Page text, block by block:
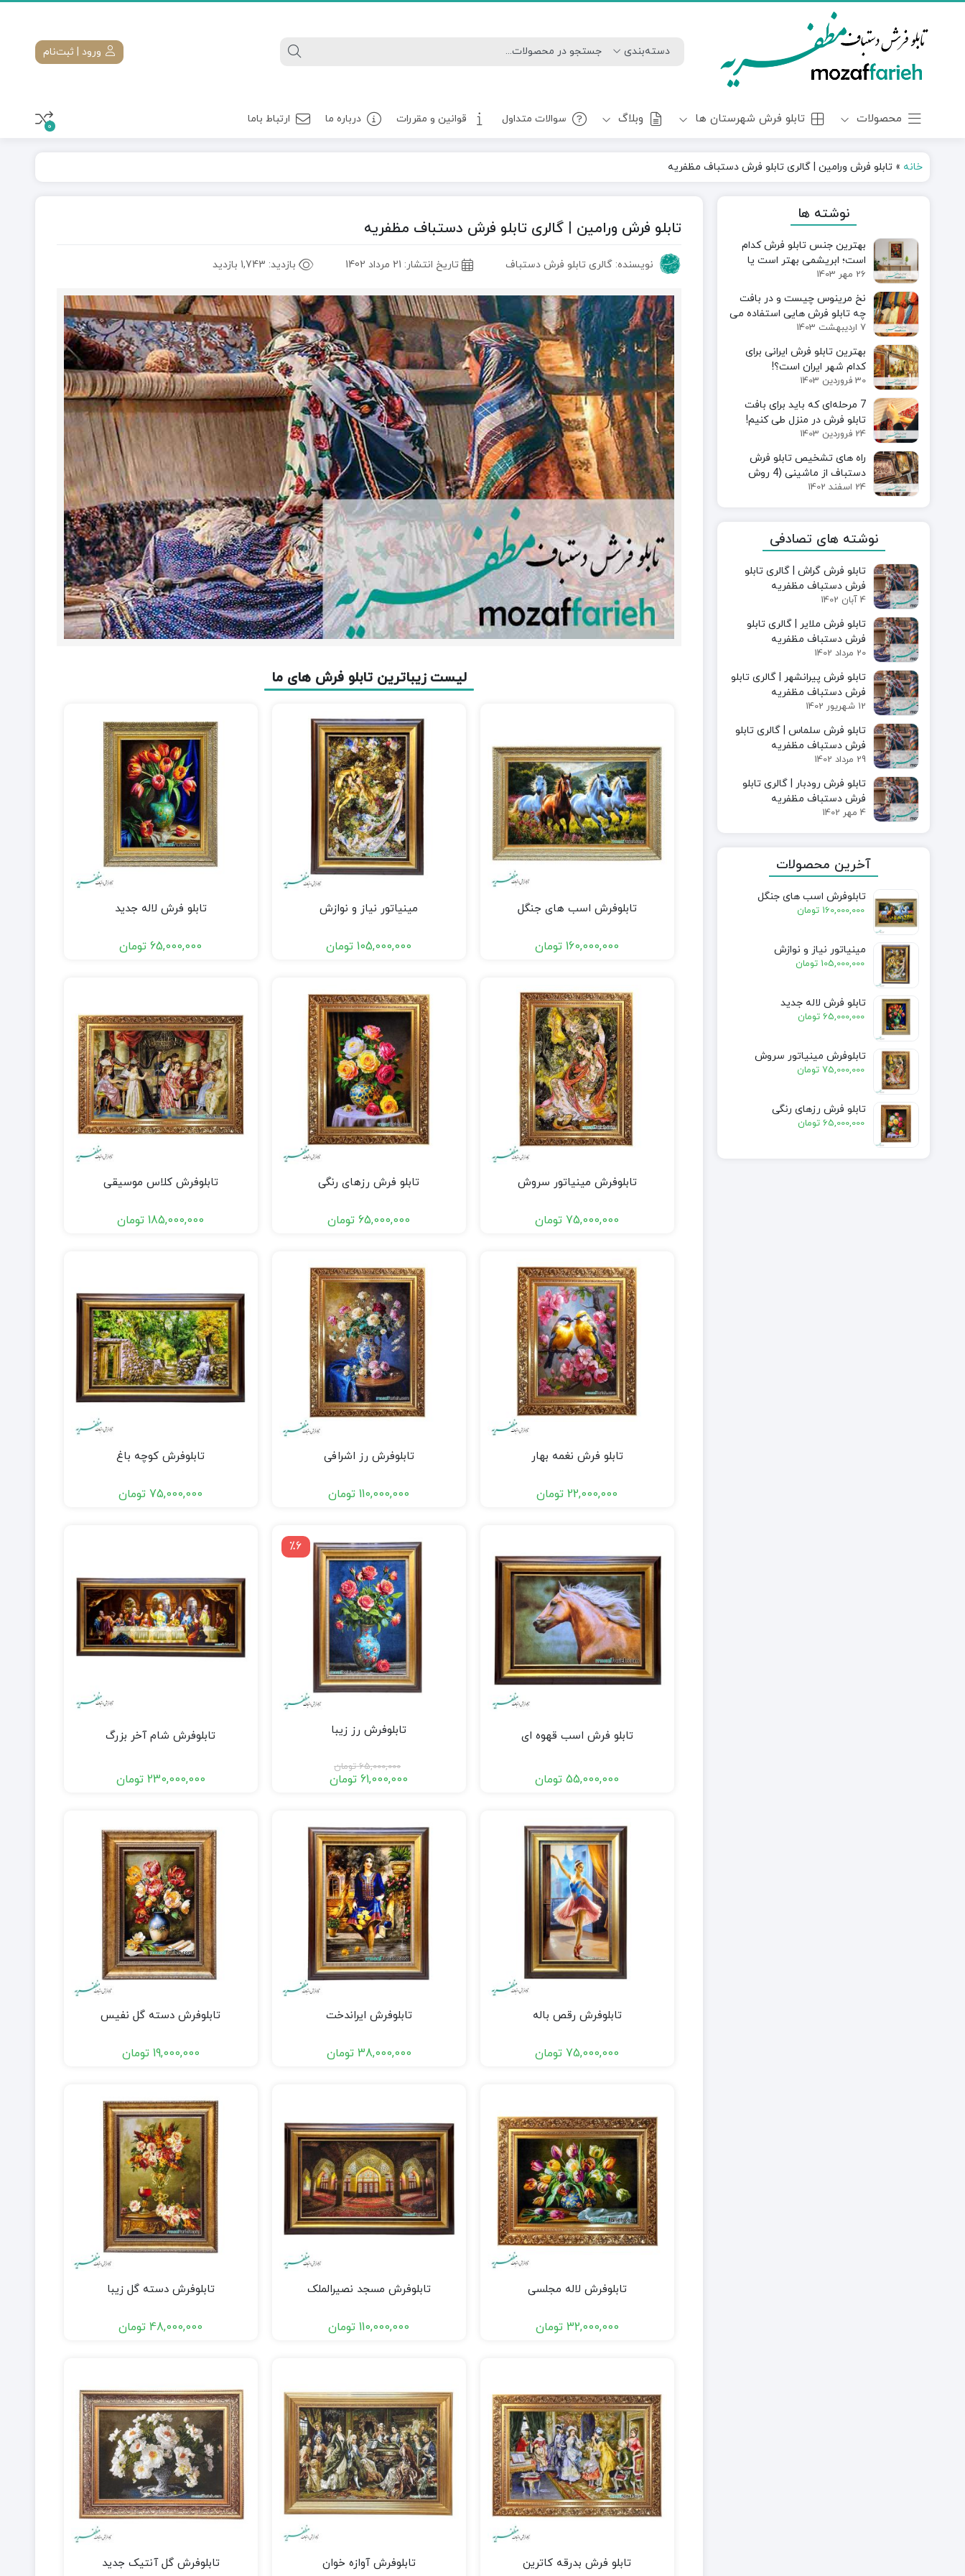
ورود | ثبت‌نام
محصولات تابلو فرش شهرستان ها وبلاگ سوالات متداول قوانین و مقررات درباره ما ارتباط باما
0
خانه » تابلو فرش ورامین | گالری تابلو فرش دستباف مظفریه
تابلو فرش ورامین | گالری تابلو فرش دستباف مظفریه
نویسنده: گالری تابلو فرش دستباف تاریخ انتشار: 21 مرداد 1402 بازدید: 1,743 بازدید
لیست زیباترین تابلو فرش های ما
تابلوفرش اسب های جنگل
160,000,000 تومان
مینیاتور نیاز و نوازش
105,000,000 تومان
تابلو فرش لاله جدید
65,000,000 تومان
تابلوفرش مینیاتور سروش
75,000,000 تومان
تابلو فرش رزهای رنگی
65,000,000 تومان
تابلوفرش کلاس موسیقی
185,000,000 تومان
تابلو فرش نغمه بهار
22,000,000 تومان
تابلوفرش رز اشرافی
110,000,000 تومان
تابلوفرش کوچه باغ
75,000,000 تومان
تابلو فرش اسب قهوه ای
55,000,000 تومان
٪6
تابلوفرش رز زیبا
65,000,000 تومان
61,000,000 تومان
تابلوفرش شام آخر بزرگ
230,000,000 تومان
تابلوفرش رقص باله
75,000,000 تومان
تابلوفرش ایراندخت
38,000,000 تومان
تابلوفرش دسته گل نفیس
19,000,000 تومان
تابلوفرش لاله مجلسی
32,000,000 تومان
تابلوفرش مسجد نصیرالملک
110,000,000 تومان
تابلوفرش دسته گل زیبا
48,000,000 تومان
تابلو فرش بدرقه کاترین تابلوفرش آوازه خوان تابلوفرش گل آنتیک جدید
نوشته ها
بهترین جنس تابلو فرش کدام
است؛ ابریشمی بهتر است یا
پنبه‌ای؟
26 مهر 1403
نخ مرینوس چیست و در بافت
چه تابلو فرش هایی استفاده می
شود؟
7 اردیبهشت 1403
بهترین تابلو فرش ایرانی برای
کدام شهر ایران است؟!
30 فروردین 1403
7 مرحله‌ای که باید برای بافت
تابلو فرش در منزل طی کنیم!
24 فروردین 1403
راه های تشخیص تابلو فرش
دستباف از ماشینی (4 روش
اصولی)
24 اسفند 1402
نوشته های تصادفی
تابلو فرش گراش | گالری تابلو
فرش دستباف مظفریه
4 آبان 1402
تابلو فرش ملایر | گالری تابلو
فرش دستباف مظفریه
20 مرداد 1402
تابلو فرش پیرانشهر | گالری تابلو
فرش دستباف مظفریه
12 شهریور 1402
تابلو فرش سلماس | گالری تابلو
فرش دستباف مظفریه
29 مرداد 1402
تابلو فرش رودبار | گالری تابلو
فرش دستباف مظفریه
4 مهر 1402
آخرین محصولات
تابلوفرش اسب های جنگل
160,000,000 تومان
مینیاتور نیاز و نوازش
105,000,000 تومان
تابلو فرش لاله جدید
65,000,000 تومان
تابلوفرش مینیاتور سروش
75,000,000 تومان
تابلو فرش رزهای رنگی
65,000,000 تومان